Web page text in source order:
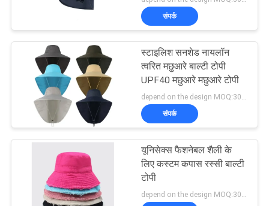
समायोज्य गोल्फ सलाम
162
संपर्क
स्टाइलिश सनशेड नायलॉन
त्वरित मछुआरे बाल्टी टोपी
UPF40 मछुआरे मछुआरे टोपी
संपर्क
यूनिसेक्स फैशनेबल शैली के
लिए कस्टम कपास रस्सी बाल्टी
टोपी